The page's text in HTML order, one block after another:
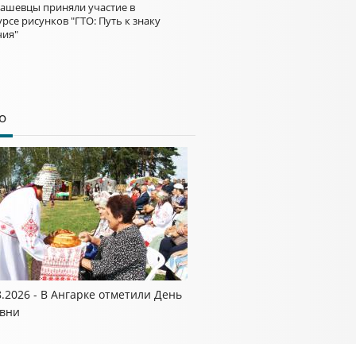
приняли участие в
рисунков "ГТО: Путь к знаку
- В Ангарке отметили День